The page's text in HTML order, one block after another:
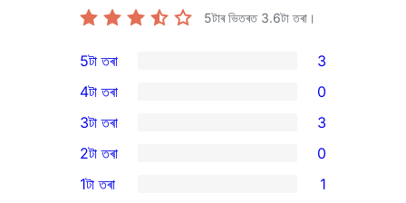
5টাৰ ভিতৰত 3.6টা তৰা।
3
5-
star
reviews
5টা তৰা 3
4-
star
reviews
4টা তৰা 0
3
3-
star
3টা তৰা 3
2-
2টা তৰা 0
1টা তৰা 1